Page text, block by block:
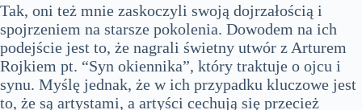
Tak, oni też mnie zaskoczyli swoją dojrzałością i
spojrzeniem na starsze pokolenia. Dowodem na ich
podejście jest to, że nagrali świetny utwór z Arturem
Rojkiem pt. “Syn okiennika”, który traktuje o ojcu i
synu. Myślę jednak, że w ich przypadku kluczowe jest
to, że są artystami, a artyści cechują się przecież